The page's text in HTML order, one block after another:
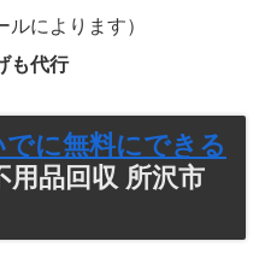
ルによります）
も代行
に無料にできる
用品回収 所沢市